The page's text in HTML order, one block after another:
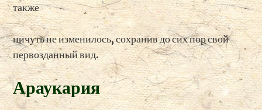
также
ничуть не изменилось, сохранив до сих пор свой
первозданный вид.
Араукария